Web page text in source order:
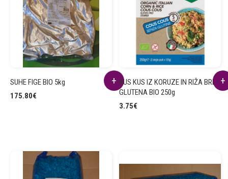
SUHE FIGE BIO 5kg
175.80€
KUS KUS IZ KORUZE IN RIŽA BREZ
GLUTENA BIO 250g
3.75€